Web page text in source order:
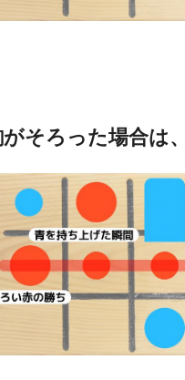
そろった場合は